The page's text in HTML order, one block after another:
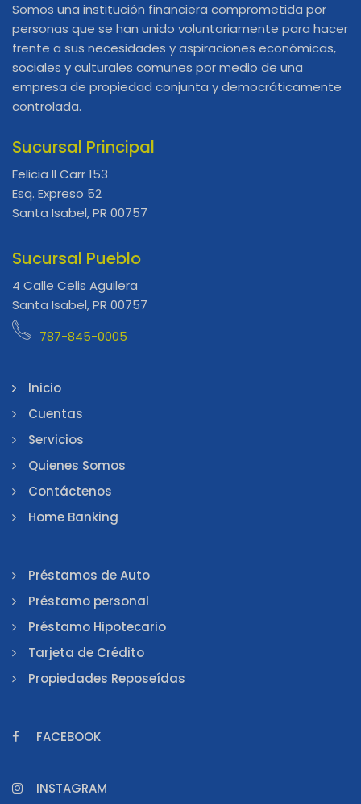
Somos una institución financiera comprometida por
personas que se han unido voluntariamente para hacer
frente a sus necesidades y aspiraciones económicas,
sociales y culturales comunes por medio de una
empresa de propiedad conjunta y democráticamente
controlada.
Sucursal Principal
Felicia II Carr 153
Esq. Expreso 52
Santa Isabel, PR 00757
Sucursal Pueblo
4 Calle Celis Aguilera
Santa Isabel, PR 00757
787-845-0005
Inicio
Cuentas
Servicios
Quienes Somos
Contáctenos
Home Banking
Préstamos de Auto
Préstamo personal
Préstamo Hipotecario
Tarjeta de Crédito
Propiedades Reposeídas
FACEBOOK
INSTAGRAM